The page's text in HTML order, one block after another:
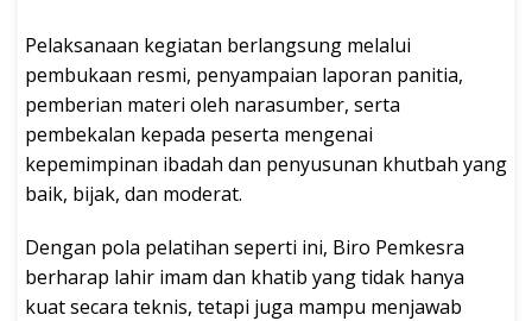
Pelaksanaan kegiatan berlangsung melalui
pembukaan resmi, penyampaian laporan panitia,
pemberian materi oleh narasumber, serta
pembekalan kepada peserta mengenai
kepemimpinan ibadah dan penyusunan khutbah yang
baik, bijak, dan moderat.
Dengan pola pelatihan seperti ini, Biro Pemkesra
berharap lahir imam dan khatib yang tidak hanya
kuat secara teknis, tetapi juga mampu menjawab